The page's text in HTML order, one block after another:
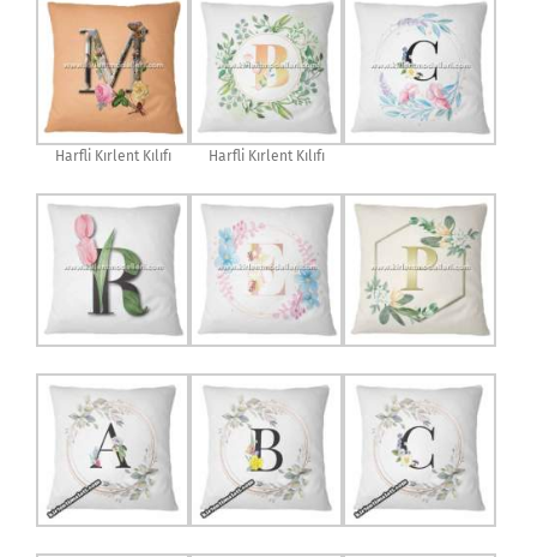
Harfli Kırlent Kılıfı Harfli Kırlent Kılıfı